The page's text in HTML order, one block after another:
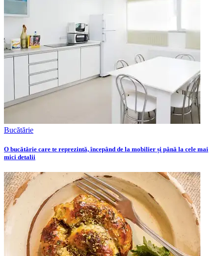
Bucătărie
O bucătărie care te reprezintă, începând de la mobilier și până la cele mai
mici detalii